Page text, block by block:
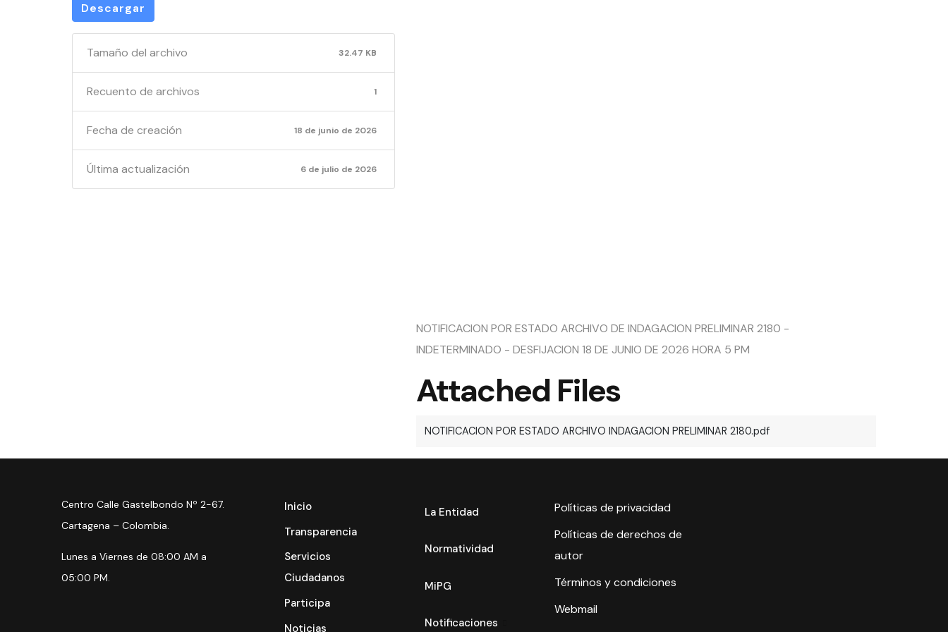
Descargar
Tamaño del archivo 32.47 KB
Recuento de archivos 1
Fecha de creación 18 de junio de 2026
Última actualización 6 de julio de 2026
NOTIFICACION POR ESTADO ARCHIVO DE INDAGACION PRELIMINAR 2180 -
INDETERMINADO - DESFIJACION 18 DE JUNIO DE 2026 HORA 5 PM
Attached Files
NOTIFICACION POR ESTADO ARCHIVO INDAGACION PRELIMINAR 2180.pdf
Centro Calle Gastelbondo Nº 2-67.
Cartagena – Colombia.
Lunes a Viernes de 08:00 AM a
05:00 PM.
Inicio
Transparencia
Servicios
Ciudadanos
Participa
Noticias
La Entidad
Normatividad
MiPG
Notificaciones
Políticas de privacidad
Políticas de derechos de
autor
Términos y condiciones
Webmail